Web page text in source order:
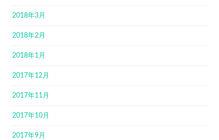
2018年3月
2018年2月
2018年1月
2017年12月
2017年11月
2017年10月
2017年9月